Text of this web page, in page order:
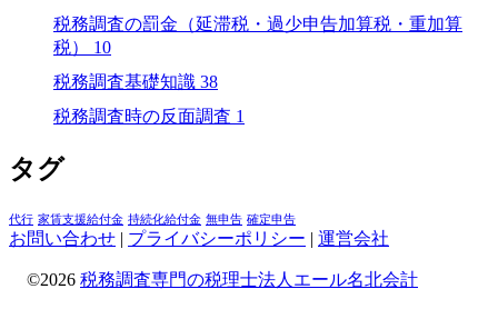
税務調査の罰金（延滞税・過少申告加算税・重加算
税） 10
税務調査基礎知識 38
税務調査時の反面調査 1
タグ
代行 家賃支援給付金 持続化給付金 無申告 確定申告
お問い合わせ | プライバシーポリシー | 運営会社
©2026 税務調査専門の税理士法人エール名北会計